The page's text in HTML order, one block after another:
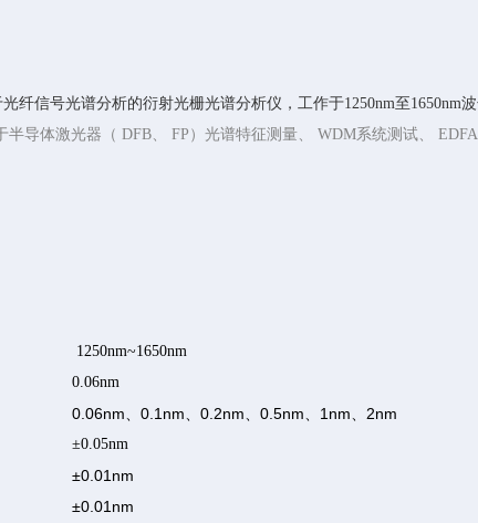
纤信号光谱分析的衍射光栅光谱分析仪，工作于1250nm至1650nm
半导体激光器（ DFB、 FP）光谱特征测量、 WDM系统测试、
1250nm~1650nm
0.06nm
0.06nm、0.1nm、0.2nm、0.5nm、1nm、2nm
±0.05nm
±0.01nm
±0.01nm